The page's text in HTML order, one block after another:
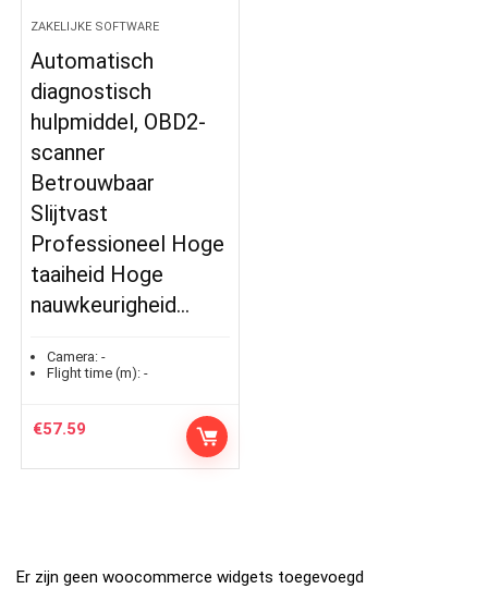
ZAKELIJKE SOFTWARE
Automatisch
diagnostisch
hulpmiddel, OBD2-
scanner
Betrouwbaar
Slijtvast
Professioneel Hoge
taaiheid Hoge
nauwkeurigheid…
Camera: -
Flight time (m): -
€57.59
Er zijn geen woocommerce widgets toegevoegd